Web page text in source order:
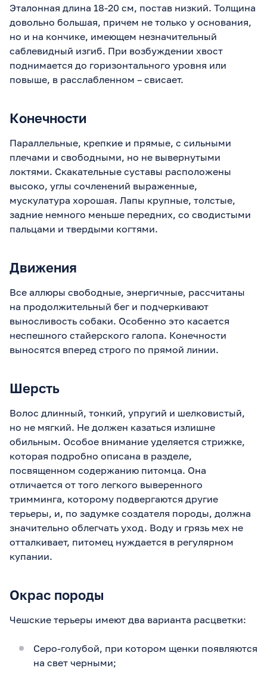
Эталонная длина 18-20 см, постав низкий. Толщина
довольно большая, причем не только у основания,
но и на кончике, имеющем незначительный
саблевидный изгиб. При возбуждении хвост
поднимается до горизонтального уровня или
повыше, в расслабленном – свисает.
Конечности
Параллельные, крепкие и прямые, с сильными
плечами и свободными, но не вывернутыми
локтями. Скакательные суставы расположены
высоко, углы сочленений выраженные,
мускулатура хорошая. Лапы крупные, толстые,
задние немного меньше передних, со сводистыми
пальцами и твердыми когтями.
Движения
Все аллюры свободные, энергичные, рассчитаны
на продолжительный бег и подчеркивают
выносливость собаки. Особенно это касается
неспешного стайерского галопа. Конечности
выносятся вперед строго по прямой линии.
Шерсть
Волос длинный, тонкий, упругий и шелковистый,
но не мягкий. Не должен казаться излишне
обильным. Особое внимание уделяется стрижке,
которая подробно описана в разделе,
посвященном содержанию питомца. Она
отличается от того легкого выверенного
тримминга, которому подвергаются другие
терьеры, и, по задумке создателя породы, должна
значительно облегчать уход. Воду и грязь мех не
отталкивает, питомец нуждается в регулярном
купании.
Окрас породы
Чешские терьеры имеют два варианта расцветки:
Серо-голубой, при котором щенки появляются
на свет черными;